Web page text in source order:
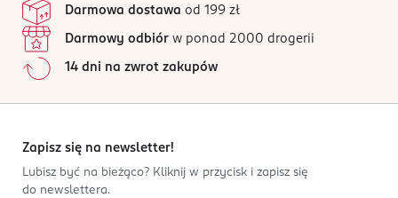
Darmowa dostawa od 199 zł
Darmowy odbiór w ponad 2000 drogerii
14 dni na zwrot zakupów
Zapisz się na newsletter!
Lubisz być na bieżąco? Kliknij w przycisk i zapisz się
do newslettera.